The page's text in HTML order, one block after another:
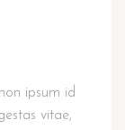
ipsum id
vitae,